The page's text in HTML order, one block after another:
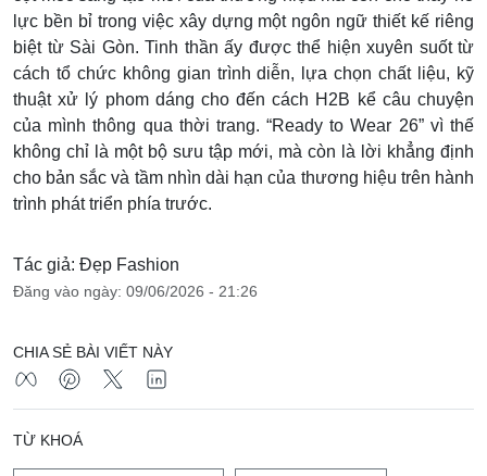
lực bền bỉ trong việc xây dựng một ngôn ngữ thiết kế riêng
biệt từ Sài Gòn. Tinh thần ấy được thể hiện xuyên suốt từ
cách tổ chức không gian trình diễn, lựa chọn chất liệu, kỹ
thuật xử lý phom dáng cho đến cách H2B kể câu chuyện
của mình thông qua thời trang. “Ready to Wear 26” vì thế
không chỉ là một bộ sưu tập mới, mà còn là lời khẳng định
cho bản sắc và tầm nhìn dài hạn của thương hiệu trên hành
trình phát triển phía trước.
Tác giả: Đẹp Fashion
Đăng vào ngày: 09/06/2026 - 21:26
CHIA SẺ BÀI VIẾT NÀY
TỪ KHOÁ